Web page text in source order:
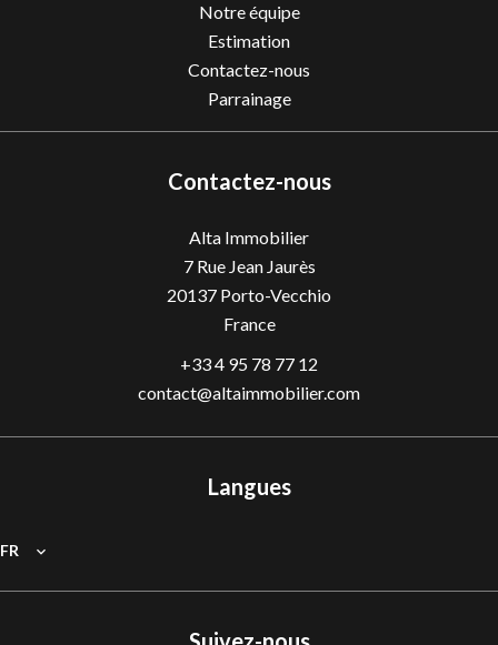
Notre équipe
Estimation
Contactez-nous
Parrainage
Contactez-nous
Alta Immobilier
7 Rue Jean Jaurès
20137 Porto-Vecchio
France
+33 4 95 78 77 12
contact@altaimmobilier.com
Langues
FR